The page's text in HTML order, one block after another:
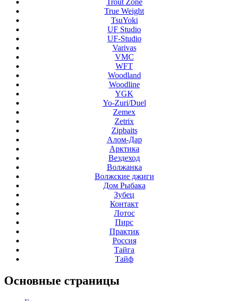
Trout Zone
True Weight
TsuYoki
UF Studio
UF-Studio
Varivas
VMC
WFT
Woodland
Woodline
YGK
Yo-Zuri/Duel
Zemex
Zetrix
Zipbaits
Алом-Дар
Арктика
Вездеход
Волжанка
Волжские джиги
Дом Рыбака
Зубец
Контакт
Лотос
Пирс
Практик
Россия
Тайга
Тайф
Основные страницы